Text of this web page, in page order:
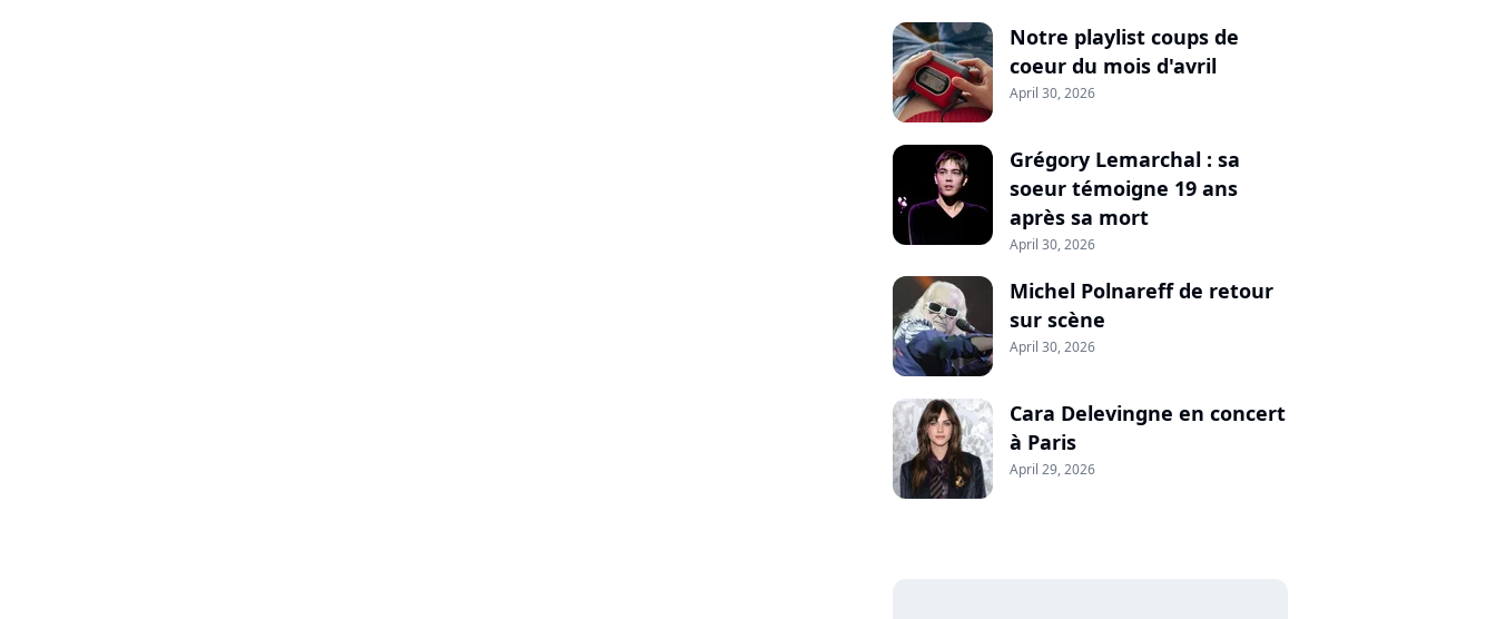
Notre playlist coups de
coeur du mois d'avril
April 30, 2026
Grégory Lemarchal : sa
soeur témoigne 19 ans
après sa mort
April 30, 2026
Michel Polnareff de retour
sur scène
April 30, 2026
Cara Delevingne en concert
à Paris
April 29, 2026